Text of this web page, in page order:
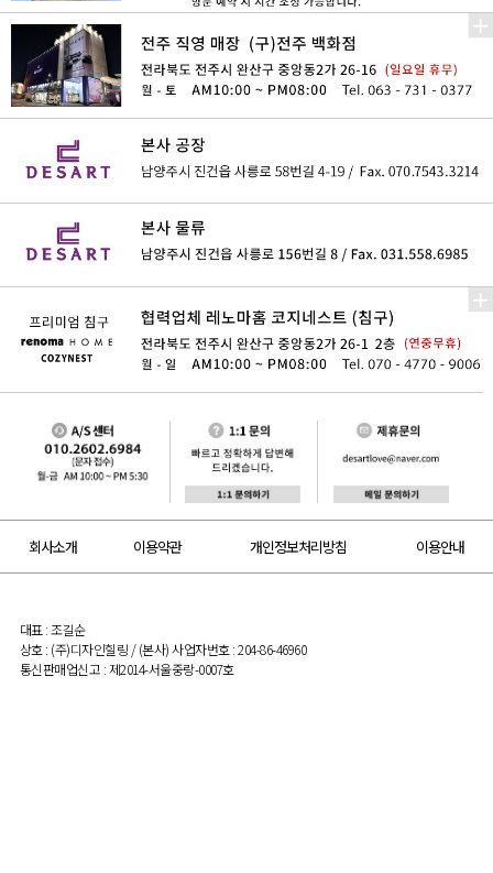
회사소개 이용약관 개인정보처리방침 이용안내
대표 : 조길순
상호 : (주)디자인힐링 / (본사) 사업자번호 : 204-86-46960
통신판매업신고 : 제2014-서울중랑-0007호